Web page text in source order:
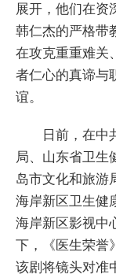
展开，他们在资
韩仁杰的严格带
在攻克重重难关
者仁心的真谛与
谊。
日前，在中
局、山东省卫生
岛市文化和旅游
海岸新区卫生健
海岸新区影视中
下，《医生荣誉
该剧将镜头对准